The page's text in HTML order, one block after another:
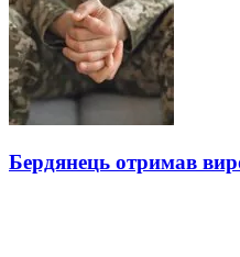
Бердянець отримав